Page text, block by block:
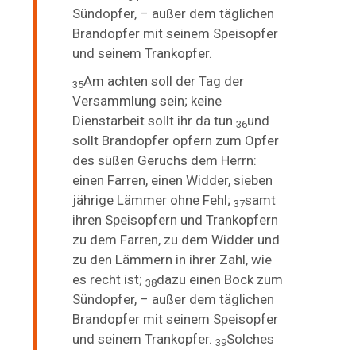
Sündopfer, – außer dem täglichen
Brandopfer mit seinem Speisopfer
und seinem Trankopfer.
35Am achten soll der Tag der
Versammlung sein; keine
Dienstarbeit sollt ihr da tun36und
sollt Brandopfer opfern zum Opfer
des süßen Geruchs dem Herrn:
einen Farren, einen Widder, sieben
jährige Lämmer ohne Fehl;37samt
ihren Speisopfern und Trankopfern
zu dem Farren, zu dem Widder und
zu den Lämmern in ihrer Zahl, wie
es recht ist;38dazu einen Bock zum
Sündopfer, – außer dem täglichen
Brandopfer mit seinem Speisopfer
und seinem Trankopfer.39Solches